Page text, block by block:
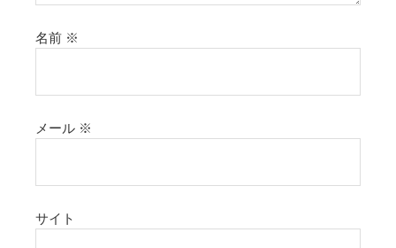
名前 ※
メール ※
サイト